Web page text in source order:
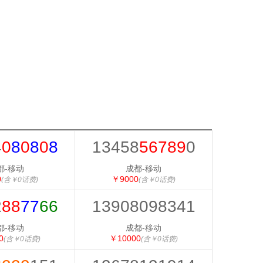
080808
-移动
(含￥0话费)
13458567890
成都-移动
￥9000(含￥0话费)
887766
-移动
(含￥0话费)
13908098341
成都-移动
￥10000(含￥0话费)